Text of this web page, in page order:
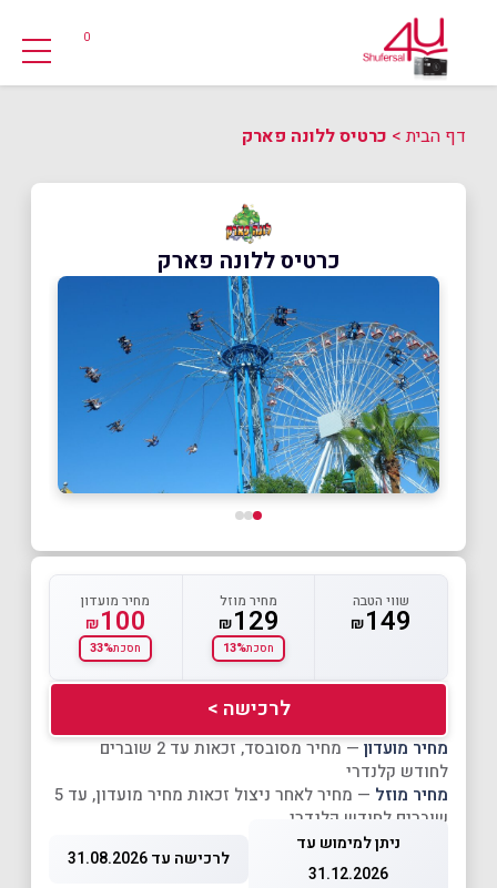
0
דף הבית> כרטיס ללונה פארק
כרטיס ללונה פארק
שווי הטבה
₪149
מחיר מוזל
₪129
חסכת13%
מחיר מועדון
₪100
חסכת33%
לרכישה >
מחיר מועדון
— מחיר מסובסד, זכאות עד 2 שוברים
לחודש קלנדרי
מחיר מוזל
— מחיר לאחר ניצול זכאות מחיר מועדון, עד 5
שוברים לחודש קלנדרי
ניתן למימוש עד
31.12.2026
לרכישה עד 31.08.2026